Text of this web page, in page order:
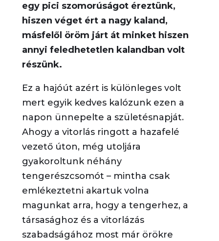
egy pici szomorúságot éreztünk,
hiszen véget ért a nagy kaland,
másfelől öröm járt át minket hiszen
annyi feledhetetlen kalandban volt
részünk.
Ez a hajóút azért is különleges volt
mert egyik kedves kalózunk ezen a
napon ünnepelte a születésnapját.
Ahogy a vitorlás ringott a hazafelé
vezető úton, még utoljára
gyakoroltunk néhány
tengerészcsomót – mintha csak
emlékeztetni akartuk volna
magunkat arra, hogy a tengerhez, a
társasághoz és a vitorlázás
szabadságához most már örökre